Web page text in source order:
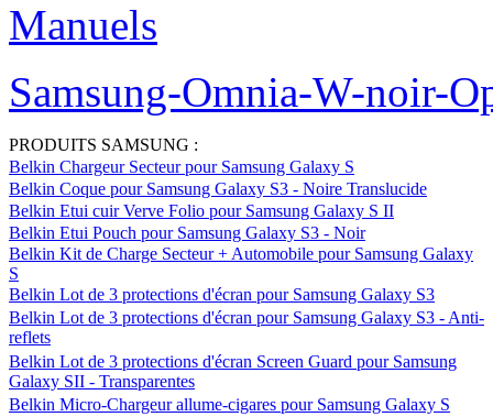
Manuels
Samsung-Omnia-W-noir-
PRODUITS SAMSUNG :
Belkin Chargeur Secteur pour Samsung Galaxy S
Belkin Coque pour Samsung Galaxy S3 - Noire Translucide
Belkin Etui cuir Verve Folio pour Samsung Galaxy S II
Belkin Etui Pouch pour Samsung Galaxy S3 - Noir
Belkin Kit de Charge Secteur + Automobile pour Samsung Galaxy
S
Belkin Lot de 3 protections d'écran pour Samsung Galaxy S3
Belkin Lot de 3 protections d'écran pour Samsung Galaxy S3 - Anti-
reflets
Belkin Lot de 3 protections d'écran Screen Guard pour Samsung
Galaxy SII - Transparentes
Belkin Micro-Chargeur allume-cigares pour Samsung Galaxy S